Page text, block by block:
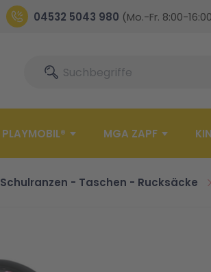
04532 5043 980 (Mo.-Fr. 8:00-
SucheSuche
PLAYMOBIL® MGA ZAPF
Schulranzen - Taschen - Rucksäcke